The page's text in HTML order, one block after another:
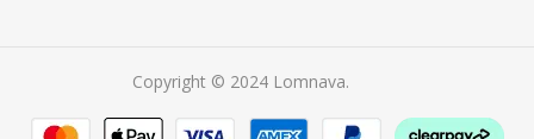
Copyright © 2024 Lomnava.